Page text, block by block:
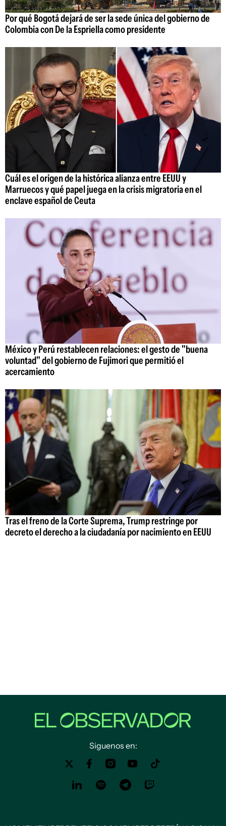
Por qué Bogotá dejará de ser la sede única del gobierno de
Colombia con De la Espriella como presidente
Cuál es el origen de la histórica alianza entre EEUU y
Marruecos y qué papel juega en la crisis migratoria en el
enclave español de Ceuta
México y Perú restablecen relaciones: el gesto de "buena
voluntad" del gobierno de Fujimori que permitió el
acercamiento
Tras el freno de la Corte Suprema, Trump restringe por
decreto el derecho a la ciudadanía por nacimiento en EEUU
Siguenos en: